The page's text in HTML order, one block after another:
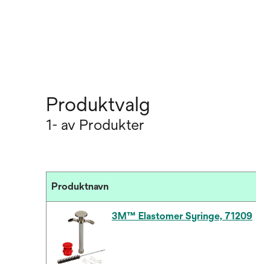
Produktvalg
1- av Produkter
Produktnavn
3M™ Elastomer Syringe, 71209